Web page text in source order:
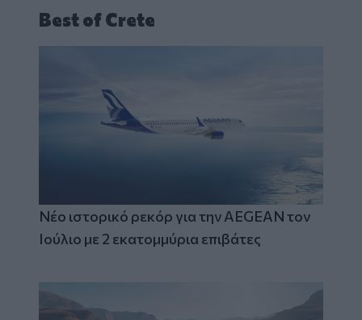
Best of Crete
Νέο ιστορικό ρεκόρ για την AEGEAN τον
Ιούλιο με 2 εκατομμύρια επιβάτες